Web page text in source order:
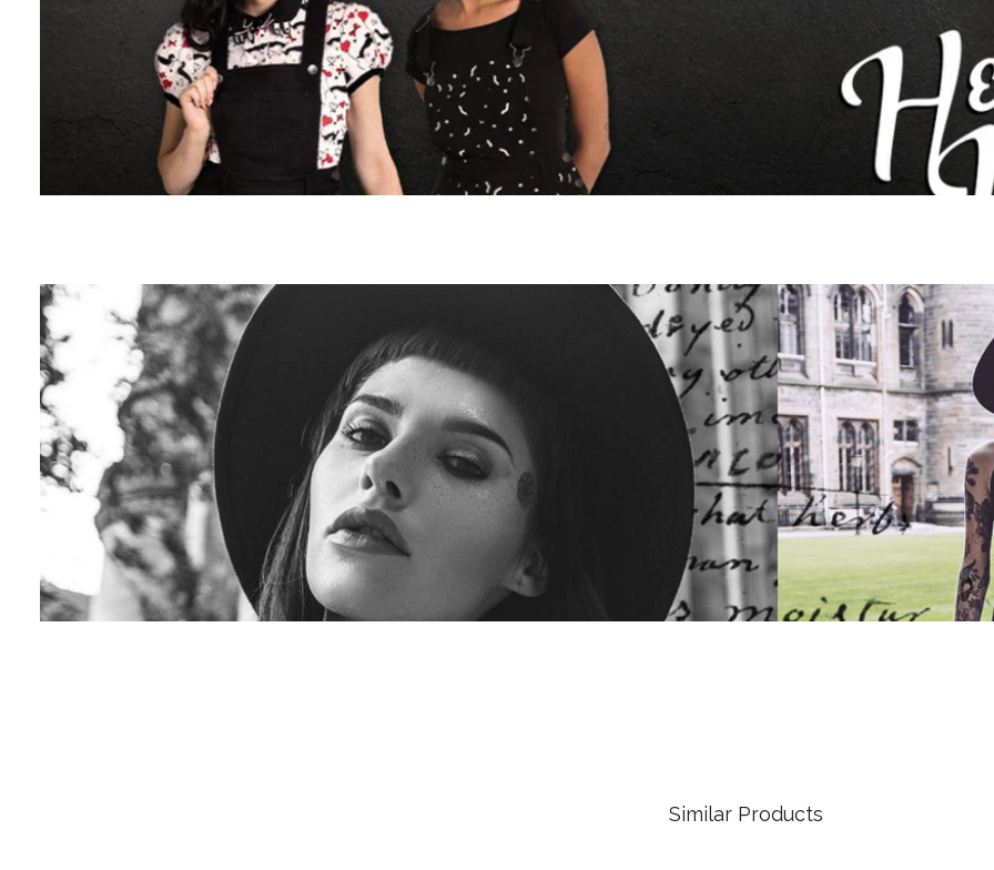
Similar Products